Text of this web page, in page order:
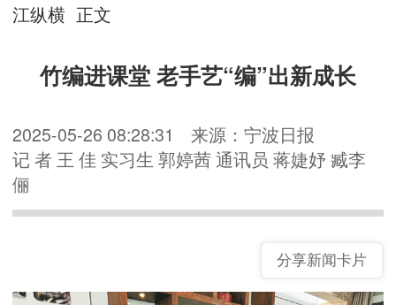
江纵横 正文
竹编进课堂 老手艺“编”出新成长
2025-05-26 08:28:31
来源：宁波日报
记 者 王 佳 实习生 郭婷茜 通讯员 蒋婕妤 臧李
俪
分享新闻卡片